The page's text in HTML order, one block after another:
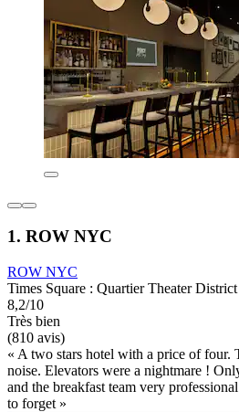
1. ROW NYC
ROW NYC
Times Square : Quartier Theater
8,2/10
Très bien
(810 avis)
« A two stars hotel with a price of four.
noise. Elevators were a nightmare !
and the breakfast team very
to forget »